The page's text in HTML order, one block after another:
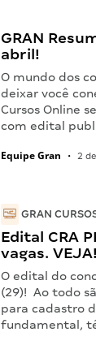
GRAN
abril!
O mundo dos
deixar você
Cursos Online
com edital
Equipe Gran • 2
GRAN
Edital CRA
vagas. VEJA!
O edital do
(29)! Ao todo
para cadastro
fundamental,